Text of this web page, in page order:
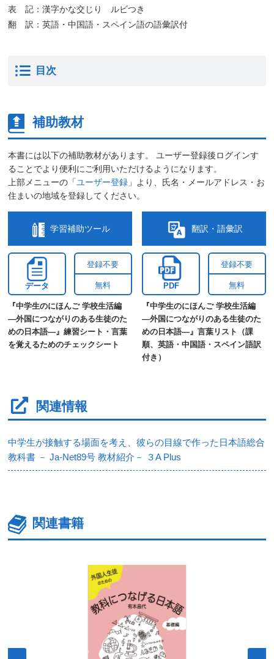
表 記：漢字かな交じり ルビつき
翻 訳：英語・中国語・スペイン語の語彙訳付
目次
補助教材
本書には以下の補助教材があります。 ユーザー登録後ログインす
ることでより便利にご利用いただけるようになります。
上部メニューの「ユーザー登録 」より、氏名・メールアドレス・お
住まいの地域を登録してください。
学習補助ツール
データ
登録不要
無料
『中学生のにほんご 学校生活編
―外国につながりのある生徒のた
めの日本語―』練習シート・言葉
を覚えるためのチェックシート
翻訳・語彙訳
PDF
登録不要
無料
『中学生のにほんご 学校生活編
―外国につながりのある生徒のた
めの日本語―』言葉リスト（課
順、英語・中国語・スペイン語訳
付き）
関連情報
中学生が接触する場面を考え、彼らの目線で作った日本語総合
教科書 － Ja-Net89号 教材紹介－ ３A Plus
関連書籍